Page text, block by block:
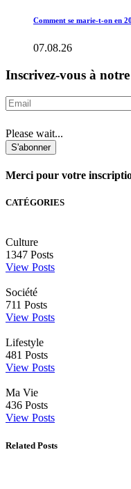
Comment se marie-t-on en
07.08.26
Inscrivez-vous à
Please wait...
S'abonner
Merci pour votre
CATÉGORIES
Culture
1347 Posts
View Posts
Société
711 Posts
View Posts
Lifestyle
481 Posts
View Posts
Ma Vie
436 Posts
View Posts
Related Posts